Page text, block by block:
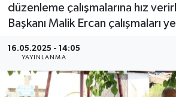
düzenleme çalışmalarına hız
Başkanı Malik Ercan çalışmaları
16.05.2025 - 14:05
YAYINLANMA
Eğitim
Kültür Sanat
Spor
Tüm Manşetler
Son Dakika Haberleri
Haber Arşivi